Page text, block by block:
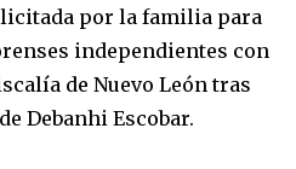
por la familia para
independientes con
de Nuevo León tras
Debanhi Escobar.